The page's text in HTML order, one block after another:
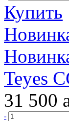
Купить
Teyes
31 500
-